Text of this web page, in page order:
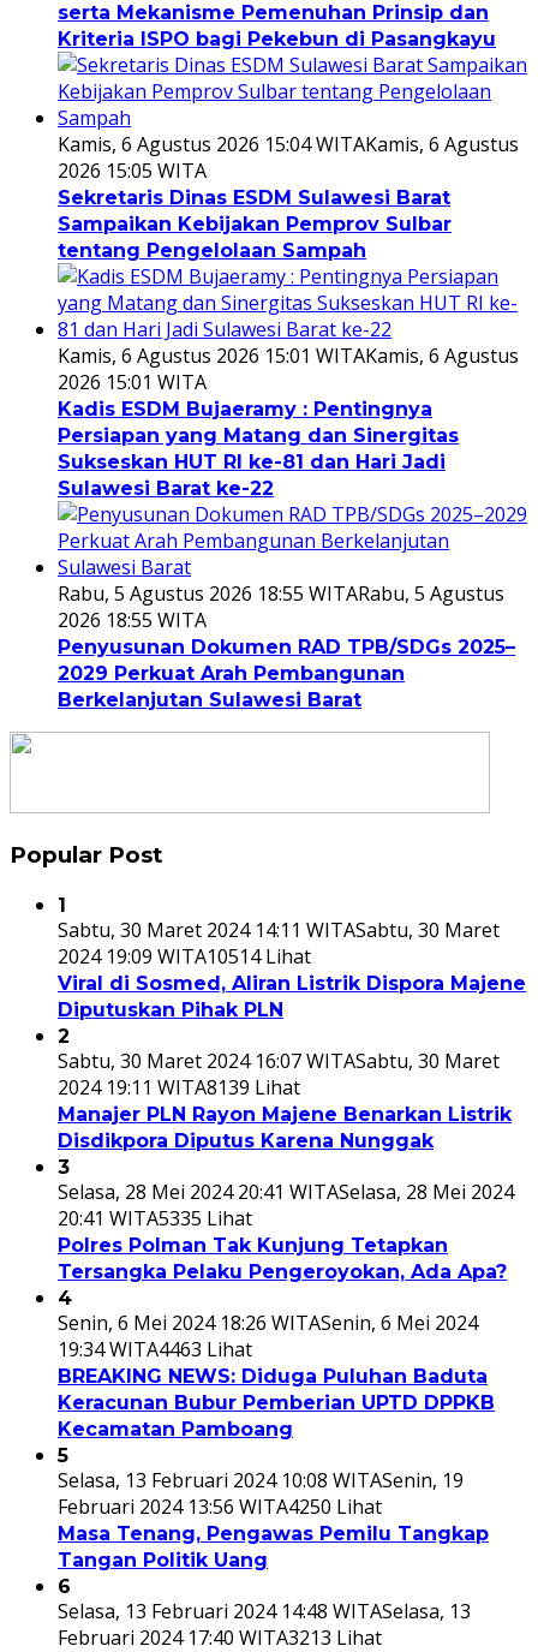
serta Mekanisme Pemenuhan Prinsip dan
Kriteria ISPO bagi Pekebun di Pasangkayu
Kamis, 6 Agustus 2026 15:04 WITAKamis, 6 Agustus
2026 15:05 WITA
Sekretaris Dinas ESDM Sulawesi Barat
Sampaikan Kebijakan Pemprov Sulbar
tentang Pengelolaan Sampah
Kamis, 6 Agustus 2026 15:01 WITAKamis, 6 Agustus
2026 15:01 WITA
Kadis ESDM Bujaeramy : Pentingnya
Persiapan yang Matang dan Sinergitas
Sukseskan HUT RI ke-81 dan Hari Jadi
Sulawesi Barat ke-22
Rabu, 5 Agustus 2026 18:55 WITARabu, 5 Agustus
2026 18:55 WITA
Penyusunan Dokumen RAD TPB/SDGs 2025–
2029 Perkuat Arah Pembangunan
Berkelanjutan Sulawesi Barat
Popular Post
1
Sabtu, 30 Maret 2024 14:11 WITASabtu, 30 Maret
2024 19:09 WITA10514 Lihat
Viral di Sosmed, Aliran Listrik Dispora Majene
Diputuskan Pihak PLN
2
Sabtu, 30 Maret 2024 16:07 WITASabtu, 30 Maret
2024 19:11 WITA8139 Lihat
Manajer PLN Rayon Majene Benarkan Listrik
Disdikpora Diputus Karena Nunggak
3
Selasa, 28 Mei 2024 20:41 WITASelasa, 28 Mei 2024
20:41 WITA5335 Lihat
Polres Polman Tak Kunjung Tetapkan
Tersangka Pelaku Pengeroyokan, Ada Apa?
4
Senin, 6 Mei 2024 18:26 WITASenin, 6 Mei 2024
19:34 WITA4463 Lihat
BREAKING NEWS: Diduga Puluhan Baduta
Keracunan Bubur Pemberian UPTD DPPKB
Kecamatan Pamboang
5
Selasa, 13 Februari 2024 10:08 WITASenin, 19
Februari 2024 13:56 WITA4250 Lihat
Masa Tenang, Pengawas Pemilu Tangkap
Tangan Politik Uang
6
Selasa, 13 Februari 2024 14:48 WITASelasa, 13
Februari 2024 17:40 WITA3213 Lihat